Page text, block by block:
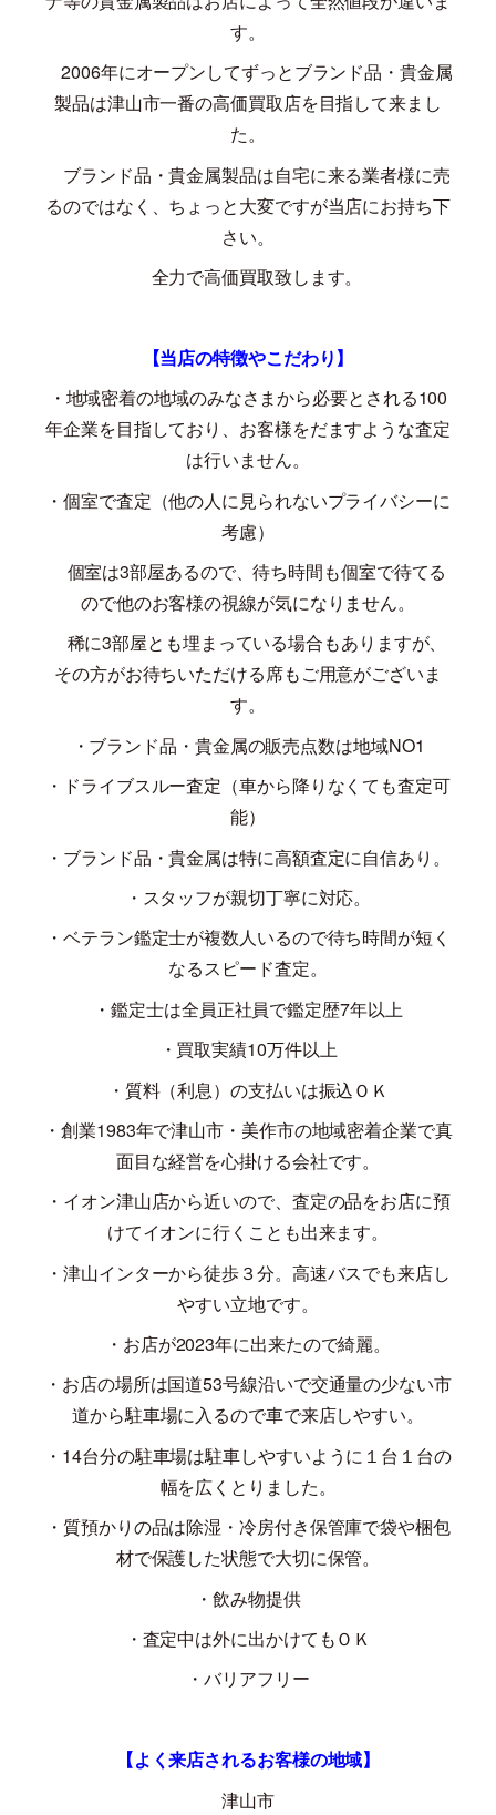
す。
2006年にオープンしてずっとブランド品・貴金属
製品は津山市一番の高価買取店を目指して来まし
た。
ブランド品・貴金属製品は自宅に来る業者様に売
るのではなく、ちょっと大変ですが当店にお持ち下
さい。
全力で高価買取致します。
【当店の特徴やこだわり】
・地域密着の地域のみなさまから必要とされる100
年企業を目指しており、お客様をだますような査定
は行いません。
・個室で査定（他の人に見られないプライバシーに
考慮）
個室は3部屋あるので、待ち時間も個室で待てる
ので他のお客様の視線が気になりません。
稀に3部屋とも埋まっている場合もありますが、
その方がお待ちいただける席もご用意がございま
す。
・ブランド品・貴金属の販売点数は地域NO1
・ドライブスルー査定（車から降りなくても査定可
能）
・ブランド品・貴金属は特に高額査定に自信あり。
・スタッフが親切丁寧に対応。
・ベテラン鑑定士が複数人いるので待ち時間が短く
なるスピード査定。
・鑑定士は全員正社員で鑑定歴7年以上
・買取実績10万件以上
・質料（利息）の支払いは振込ＯＫ
・創業1983年で津山市・美作市の地域密着企業で真
面目な経営を心掛ける会社です。
・イオン津山店から近いので、査定の品をお店に預
けてイオンに行くことも出来ます。
・津山インターから徒歩３分。高速バスでも来店し
やすい立地です。
・お店が2023年に出来たので綺麗。
・お店の場所は国道53号線沿いで交通量の少ない市
道から駐車場に入るので車で来店しやすい。
・ 14台分の駐車場は駐車しやすいように１台１台の
幅を広くとりました。
・質預かりの品は除湿・冷房付き保管庫で袋や梱包
材で保護した状態で大切に保管。
・飲み物提供
・査定中は外に出かけてもＯＫ
・バリアフリー
【よく来店されるお客様の地域】
津山市